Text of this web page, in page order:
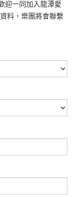
迎一同加入龍潭愛
料，樂團將會聯繫